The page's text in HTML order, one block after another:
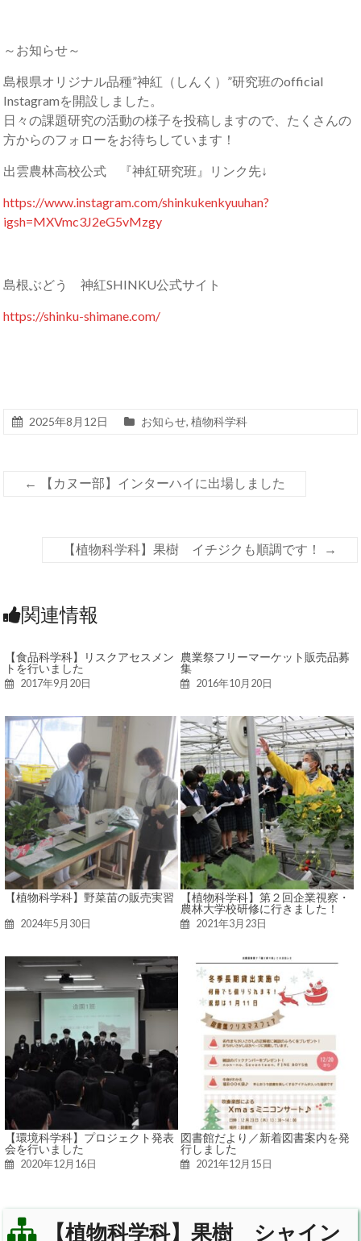
～お知らせ～
島根県オリジナル品種”神紅（しんく）”研究班のofficial
Instagramを開設しました。
日々の課題研究の活動の様子を投稿しますので、たくさんの
方からのフォローをお待ちしています！
出雲農林高校公式 『神紅研究班』リンク先↓
https://www.instagram.com/shinkukenkyuuhan?
igsh=MXVmc3J2eG5vMzgy
島根ぶどう 神紅SHINKU公式サイト
https://shinku-shimane.com/
2025年8月12日 お知らせ,植物科学科
← 【カヌー部】インターハイに出場しました
【植物科学科】果樹 イチジクも順調です！ →
関連情報
【食品科学科】リスクアセスメン
トを行いました
2017年9月20日
農業祭フリーマーケット販売品募
集
2016年10月20日
【植物科学科】野菜苗の販売実習
2024年5月30日
【植物科学科】第２回企業視察・
農林大学校研修に行きました！
2021年3月23日
【環境科学科】プロジェクト発表
会を行いました
2020年12月16日
図書館だより／新着図書案内を発
行しました
2021年12月15日
【植物科学科】果樹 シャイン